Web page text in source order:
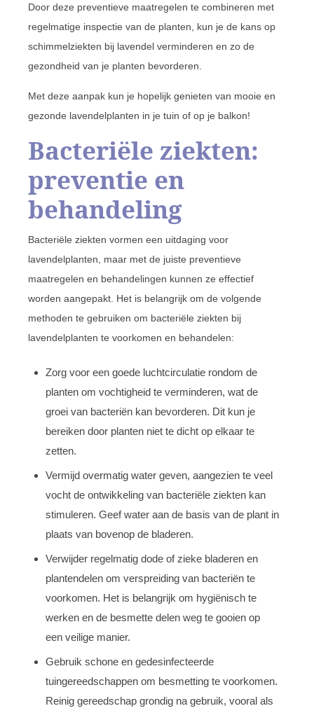
Door deze preventieve maatregelen te combineren met
regelmatige inspectie van de planten, kun je de kans op
schimmelziekten bij lavendel verminderen en zo de
gezondheid van je planten bevorderen.
Met deze aanpak kun je hopelijk genieten van mooie en
gezonde lavendelplanten in je tuin of op je balkon!
Bacteriële ziekten:
preventie en
behandeling
Bacteriële ziekten vormen een uitdaging voor
lavendelplanten, maar met de juiste preventieve
maatregelen en behandelingen kunnen ze effectief
worden aangepakt. Het is belangrijk om de volgende
methoden te gebruiken om bacteriële ziekten bij
lavendelplanten te voorkomen en behandelen:
Zorg voor een goede luchtcirculatie rondom de
planten om vochtigheid te verminderen, wat de
groei van bacteriën kan bevorderen. Dit kun je
bereiken door planten niet te dicht op elkaar te
zetten.
Vermijd overmatig water geven, aangezien te veel
vocht de ontwikkeling van bacteriële ziekten kan
stimuleren. Geef water aan de basis van de plant in
plaats van bovenop de bladeren.
Verwijder regelmatig dode of zieke bladeren en
plantendelen om verspreiding van bacteriën te
voorkomen. Het is belangrijk om hygiënisch te
werken en de besmette delen weg te gooien op
een veilige manier.
Gebruik schone en gedesinfecteerde
tuingereedschappen om besmetting te voorkomen.
Reinig gereedschap grondig na gebruik, vooral als